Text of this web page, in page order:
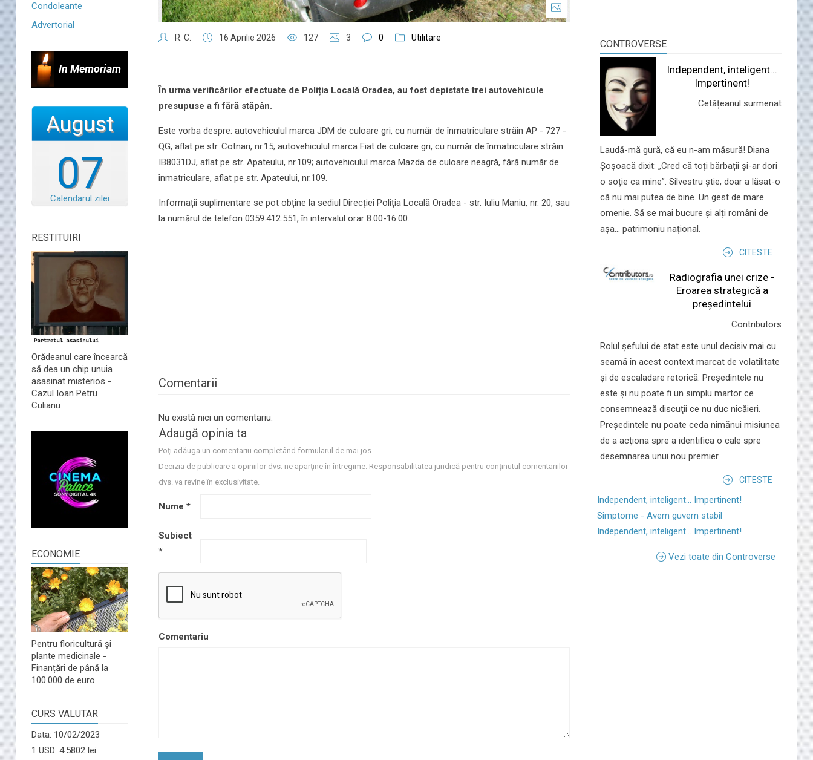
Condoleante
Advertorial
In Memoriam
07
August
Calendarul zilei
RESTITUIRI
Orădeanul care încearcă
să dea un chip unuia
asasinat misterios -
Cazul Ioan Petru
Culianu
ECONOMIE
Pentru floricultură și
plante medicinale -
Finanțări de până la
100.000 de euro
CURS VALUTAR
Data: 10/02/2023
1 USD: 4.5802 lei
R. C. 16 Aprilie 2026 127 3 0 Utilitare
În urma verificărilor efectuate de Poliția Locală Oradea, au fost depistate trei autovehicule
presupuse a fi fără stăpân.
Este vorba despre: autovehiculul marca JDM de culoare gri, cu număr de înmatriculare străin AP - 727 -
QG, aflat pe str. Cotnari, nr.15; autovehiculul marca Fiat de culoare gri, cu număr de înmatriculare străin
IB8031DJ, aflat pe str. Apateului, nr.109; autovehiculul marca Mazda de culoare neagră, fără număr de
înmatriculare, aflat pe str. Apateului, nr.109.
Informații suplimentare se pot obține la sediul Direcției Poliția Locală Oradea - str. Iuliu Maniu, nr. 20, sau
la numărul de telefon 0359.412.551, în intervalul orar 8.00-16.00.
Comentarii
Nu există nici un comentariu.
Adaugă opinia ta
Poţi adăuga un comentariu completând formularul de mai jos.
Decizia de publicare a opiniilor dvs. ne aparţine în întregime. Responsabilitatea juridică pentru conţinutul comentariilor
dvs. va revine în exclusivitate.
Nume *
Subiect
*
Comentariu
CONTROVERSE
Independent, inteligent...
Impertinent!
Cetățeanul surmenat
Laudă-mă gură, că eu n-am măsură! Diana
Șoșoacă dixit: „Cred că toți bărbații și-ar dori
o soție ca mine”. Silvestru știe, doar a lăsat-o
că nu mai putea de bine. Un gest de mare
omenie. Să se mai bucure și alți români de
așa... patrimoniu național.
CITESTE
Radiografia unei crize -
Eroarea strategică a
președintelui
Contributors
Rolul şefului de stat este unul decisiv mai cu
seamă în acest context marcat de volatilitate
şi de escaladare retorică. Preşedintele nu
este şi nu poate fi un simplu martor ce
consemnează discuţii ce nu duc nicăieri.
Preşedintele nu poate ceda nimănui misiunea
de a acţiona spre a identifica o cale spre
desemnarea unui nou premier.
CITESTE
Independent, inteligent... Impertinent!
Simptome - Avem guvern stabil
Independent, inteligent... Impertinent!
Vezi toate din Controverse